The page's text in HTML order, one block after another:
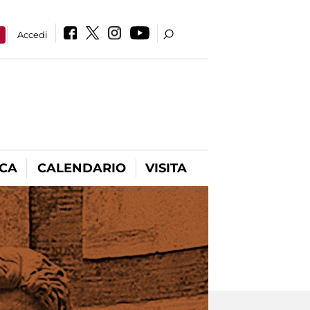
Accedi
CALENDARIO VISITA